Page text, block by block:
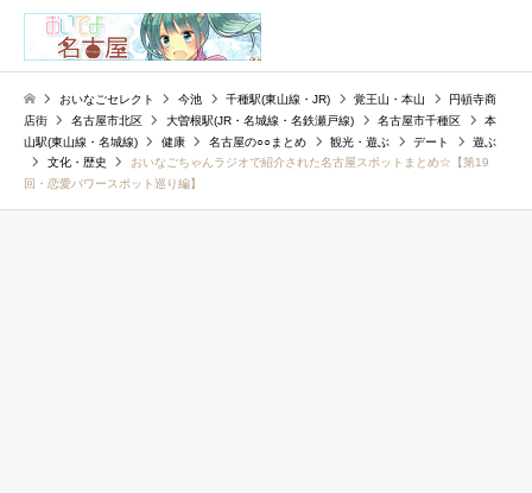
おいなごセレクト 今池 千種駅(東山線・JR) 覚王山・本山
円頓寺商
店街
名古屋市北区 大曽根駅(JR・名城線・名鉄瀬戸線) 名古屋市千種区
本
山駅(東山線・名城線)
健康 名古屋の○○まとめ 観光・遊ぶ デート
遊ぶ
文化・歴史
おいなごちゃんラジオで紹介された名古屋スポットまとめ☆【第19
回・恋愛パワースポット巡り編】